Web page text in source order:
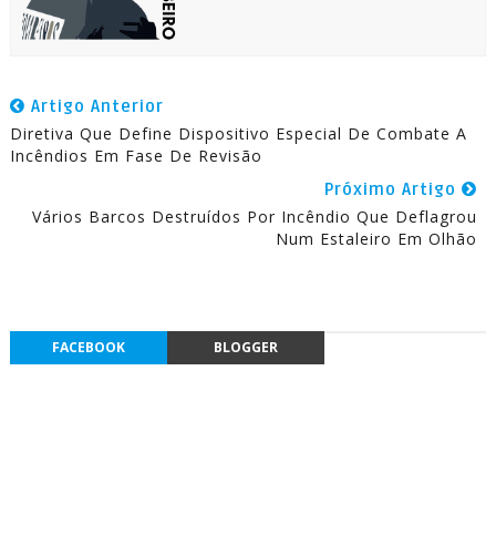
Artigo Anterior
Diretiva Que Define Dispositivo Especial De Combate A
Incêndios Em Fase De Revisão
Próximo Artigo
Vários Barcos Destruídos Por Incêndio Que Deflagrou
Num Estaleiro Em Olhão
FACEBOOK BLOGGER